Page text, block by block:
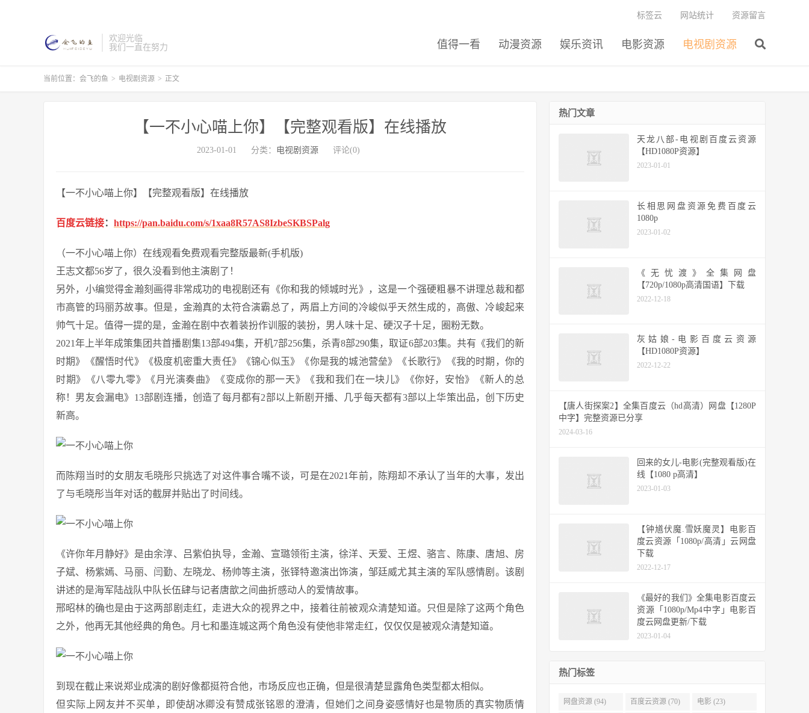
欢迎光临
我们一直在努力
值得一看 动漫资源 娱乐资讯 电影资源 电视剧资源
标签云 网站统计 资源留言
当前位置： 会飞的鱼 > 电视剧资源 > 正文
【一不小心喵上你】【完整观看版】在线播放
2023-01-01 分类： 电视剧资源 评论(0)
【一不小心喵上你】【完整观看版】在线播放
百度云链接： https://pan.baidu.com/s/1xaa8R57AS8IzbeSKBSPalg
（一不小心喵上你）在线观看免费观看完整版最新(手机版)
王志文都56岁了，很久没看到他主演剧了！
另外，小编觉得金瀚刻画得非常成功的电视剧还有《你和我的倾城时光》，这是一个强硬粗暴不讲理总裁和都
市高管的玛丽苏故事。但是，金瀚真的太符合演霸总了，两眉上方间的冷峻似乎天然生成的，高傲、冷峻起来
帅气十足。值得一提的是，金瀚在剧中衣着装扮作训服的装扮，男人味十足、硬汉子十足，圈粉无数。
2021年上半年成策集团共首播剧集13部494集，开机7部256集，杀青8部290集，取证6部203集。共有《我们的新
时期》《醒悟时代》《极度机密重大责任》《锦心似玉》《你是我的城池营垒》《长歌行》《我的时期，你的
时期》《八零九零》《月光演奏曲》《变成你的那一天》《我和我们在一块儿》《你好，安怡》《新人的总
称！男友会漏电》13部剧连播，创造了每月都有2部以上新剧开播、几乎每天都有3部以上华策出品，创下历史
新高。
而陈翔当时的女朋友毛晓彤只挑选了对这件事合嘴不谈，可是在2021年前，陈翔却不承认了当年的大事，发出
了与毛晓彤当年对话的截屏并贴出了时间线。
《许你年月静好》是由余淳、吕紫伯执导，金瀚、宣璐领衔主演，徐洋、天爱、王煜、骆言、陈康、唐旭、房
子斌、杨紫嫣、马丽、闫勤、左晓龙、杨帅等主演，张铎特邀演出饰演，邹廷威尤其主演的军队感情剧。该剧
讲述的是海军陆战队中队长伍肆与记者唐歆之间曲折感动人的爱情故事。
邢昭林的确也是由于这两部剧走红，走进大众的视界之中，接着往前被观众清楚知道。只但是除了这两个角色
之外，他再无其他经典的角色。月七和墨连城这两个角色没有使他非常走红，仅仅仅是被观众清楚知道。
到现在截止来说郑业成演的剧好像都挺符合他，市场反应也正确，但是很清楚显露角色类型都太相似。
但实际上网友并不买单，即使胡冰卿没有赞成张铭恩的澄清，但她们之间身姿感情好也是物质的真实物质情
热门文章
天龙八部-电视剧百度云资源
【HD1080P资源】
2023-01-01
长相思网盘资源免费百度云
1080p
2023-01-02
《无忧渡》全集网盘
【720p/1080p高清国语】下载
2022-12-18
灰姑娘-电影百度云资源
【HD1080P资源】
2022-12-22
【唐人街探案2】全集百度云（hd高清）网盘【1280P
中字】完整资源已分享
2024-03-16
回来的女儿-电影(完整观看版)在
线【1080 p高清】
2023-01-03
【钟馗伏魔.雪妖魔灵】电影百
度云资源「1080p/高清」云网盘
下载
2022-12-17
《最好的我们》全集电影百度云
资源「1080p/Mp4中字」电影百
度云网盘更新/下载
2023-01-04
热门标签
网盘资源 (94) 百度云资源 (70) 电影 (23)